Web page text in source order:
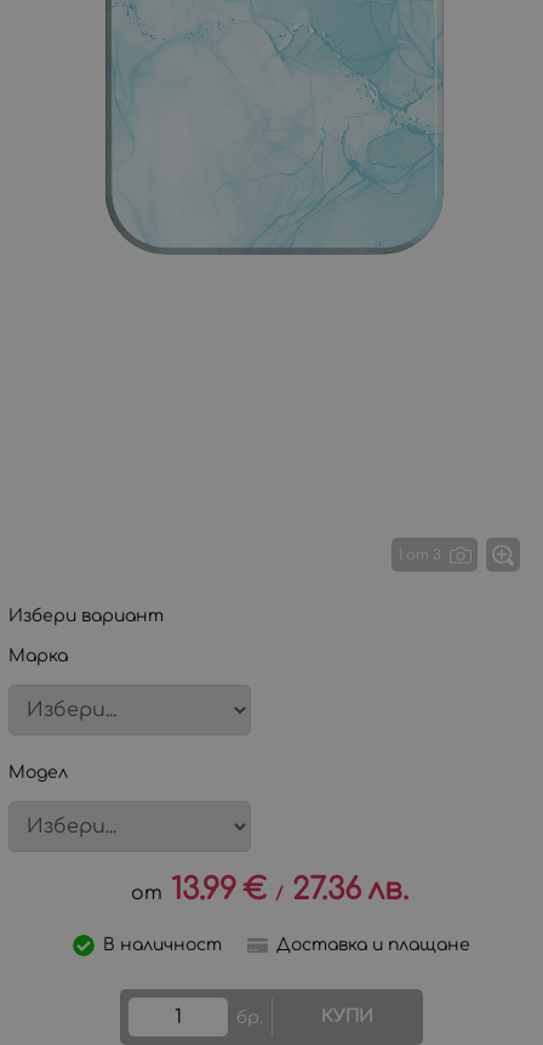
1 от 3
Избери вариант
Марка
Модел
13.99€ / 27.36 лв.
В наличност Доставка и плащане
бр. КУПИ